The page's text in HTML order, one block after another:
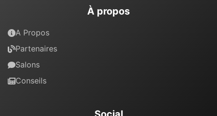
À propos
A Propos
Partenaires
Salons
Conseils